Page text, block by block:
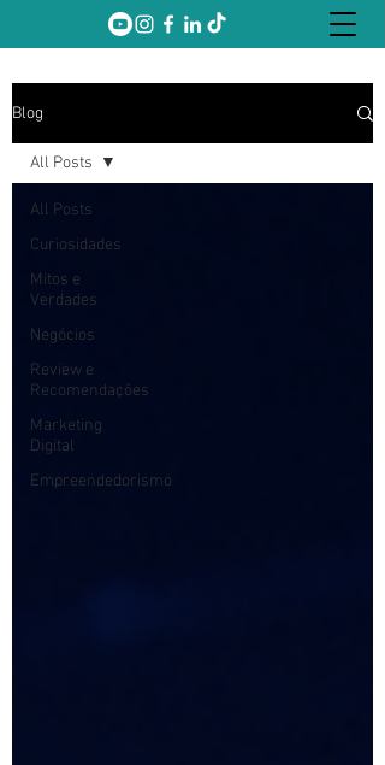
Blog
All Posts
Curiosidades
Mitos e
Verdades
Negócios
Review e
Recomendações
Marketing
Digital
Empreendedorismo
All Posts